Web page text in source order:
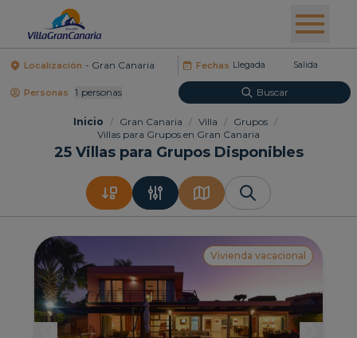
Localización Fechas
Personas 1 Personas Buscar
Inicio / Gran Canaria / Villa / Grupos /
Villas para Grupos en Gran Canaria
25Villas para Grupos Disponibles
Vivienda vacacional